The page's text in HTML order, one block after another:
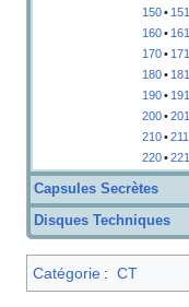
150• 151
160• 161
170• 171
180• 181
190• 191
200•201
210•211
220•221
Capsules Secrètes
Disques Techniques
Catégorie : CT